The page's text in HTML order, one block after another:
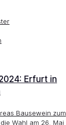
Erfurt in
Bausewein zum
Wahl am 26. Mai